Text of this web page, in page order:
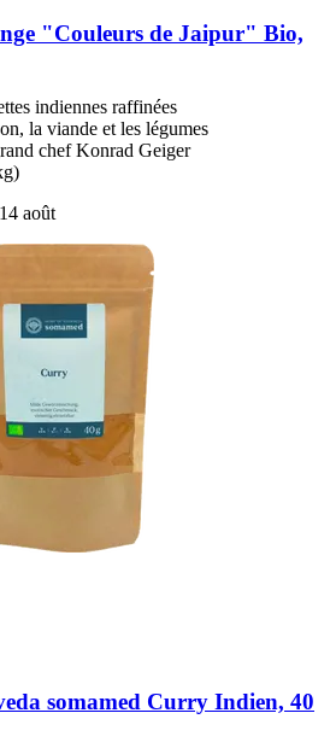
"Couleurs de Jaipur" Bio,
indiennes raffinées
la viande et les légumes
chef Konrad Geiger
août
somamed Curry Indien, 40